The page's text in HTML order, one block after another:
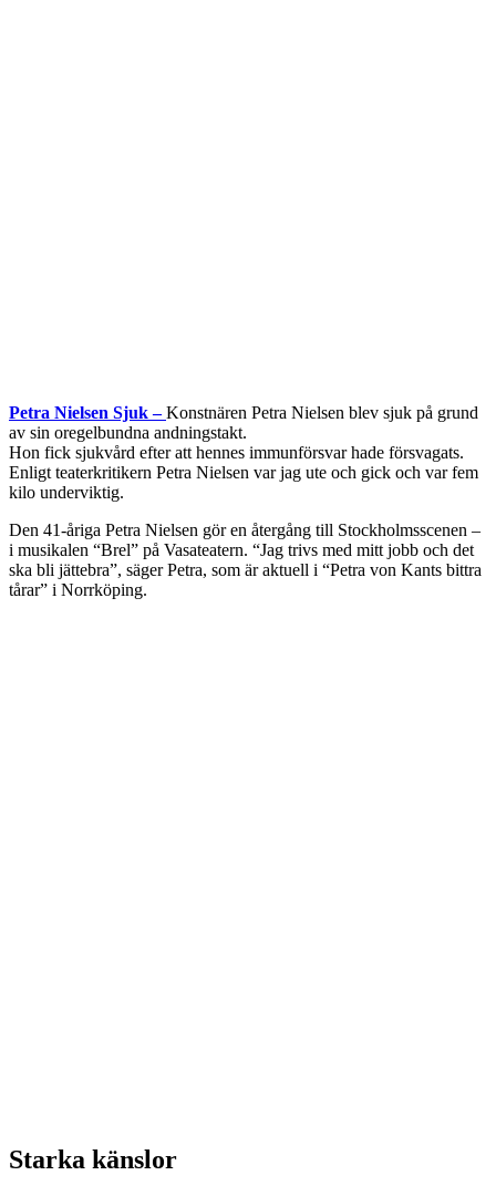
Petra Nielsen Sjuk –Konstnären Petra Nielsen blev sjuk på grund
av sin oregelbundna andningstakt.
Hon fick sjukvård efter att hennes immunförsvar hade försvagats.
Enligt teaterkritikern Petra Nielsen var jag ute och gick och var fem
kilo underviktig.
Den 41-åriga Petra Nielsen gör en återgång till Stockholmsscenen –
i musikalen “Brel” på Vasateatern. “Jag trivs med mitt jobb och det
ska bli jättebra”, säger Petra, som är aktuell i “Petra von Kants bittra
tårar” i Norrköping.
Starka känslor